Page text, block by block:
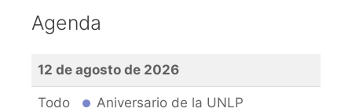
Agenda
12 de agosto de 2026
Todo
Aniversario de la UNLP